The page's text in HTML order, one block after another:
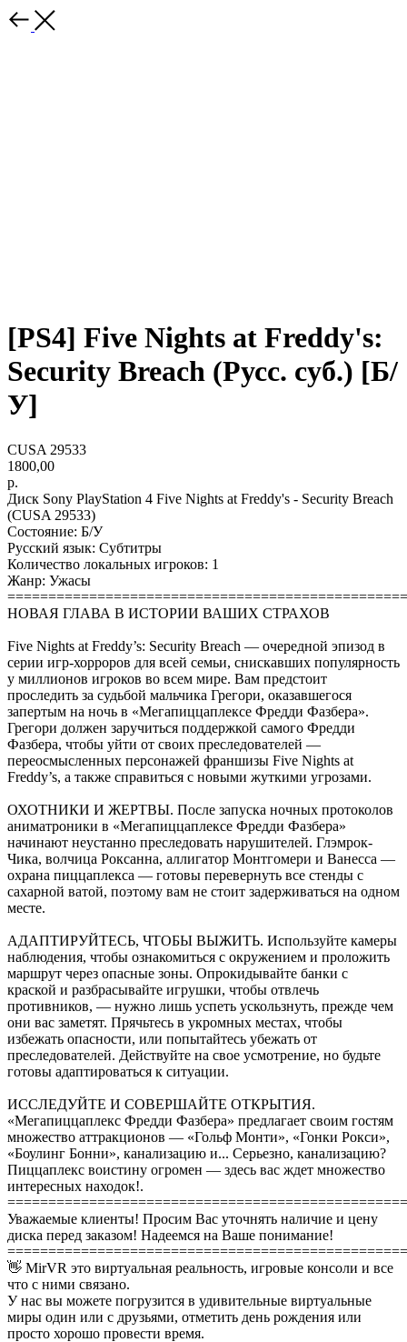
[PS4] Five Nights at Freddy's:
Security Breach (Русс. суб.) [Б/
У]
CUSA 29533
1800,00
р.
Диск Sony PlayStation 4 Five Nights at Freddy's - Security Breach
(CUSA 29533)
Состояние: Б/У
Русский язык: Субтитры
Количество локальных игроков: 1
Жанр: Ужасы
НОВАЯ ГЛАВА В ИСТОРИИ ВАШИХ СТРАХОВ
Five Nights at Freddy’s: Security Breach — очередной эпизод в
серии игр-хорроров для всей семьи, снискавших популярность
у миллионов игроков во всем мире. Вам предстоит
проследить за судьбой мальчика Грегори, оказавшегося
запертым на ночь в «Мегапиццаплексе Фредди Фазбера».
Грегори должен заручиться поддержкой самого Фредди
Фазбера, чтобы уйти от своих преследователей —
переосмысленных персонажей франшизы Five Nights at
Freddy’s, а также справиться с новыми жуткими угрозами.
ОХОТНИКИ И ЖЕРТВЫ. После запуска ночных протоколов
аниматроники в «Мегапиццаплексе Фредди Фазбера»
начинают неустанно преследовать нарушителей. Глэмрок-
Чика, волчица Роксанна, аллигатор Монтгомери и Ванесса —
охрана пиццаплекса — готовы перевернуть все стенды с
сахарной ватой, поэтому вам не стоит задерживаться на одном
месте.
АДАПТИРУЙТЕСЬ, ЧТОБЫ ВЫЖИТЬ. Используйте камеры
наблюдения, чтобы ознакомиться с окружением и проложить
маршрут через опасные зоны. Опрокидывайте банки с
краской и разбрасывайте игрушки, чтобы отвлечь
противников, — нужно лишь успеть ускользнуть, прежде чем
они вас заметят. Прячьтесь в укромных местах, чтобы
избежать опасности, или попытайтесь убежать от
преследователей. Действуйте на свое усмотрение, но будьте
готовы адаптироваться к ситуации.
ИССЛЕДУЙТЕ И СОВЕРШАЙТЕ ОТКРЫТИЯ.
«Мегапиццаплекс Фредди Фазбера» предлагает своим гостям
множество аттракционов — «Гольф Монти», «Гонки Рокси»,
«Боулинг Бонни», канализацию и... Серьезно, канализацию?
Пиццаплекс воистину огромен — здесь вас ждет множество
интересных находок!.
Уважаемые клиенты! Просим Вас уточнять наличие и цену
диска перед заказом! Надеемся на Ваше понимание!
👋 MirVR это виртуальная реальность, игровые консоли и все
что с ними связано.
У нас вы можете погрузится в удивительные виртуальные
миры один или с друзьями, отметить день рождения или
просто хорошо провести время.